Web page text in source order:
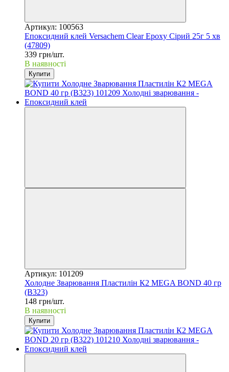
Артикул: 100563
Епоксидний клей Versachem Clear Epoxy Сірий 25г 5 хв
(47809)
339 грн/шт.
В наявності
Купити
Артикул: 101209
Холодне Зварювання Пластилін К2 MEGA BOND 40 гр
(B323)
148 грн/шт.
В наявності
Купити